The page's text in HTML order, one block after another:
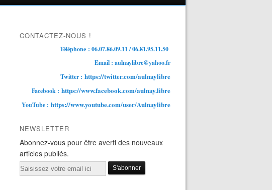
CONTACTEZ-NOUS !
Téléphone : 06.07.86.09.11 / 06.81.95.11.50
Email : aulnaylibre@yahoo.fr
Twitter : https://twitter.com/aulnaylibre
Facebook : https://www.facebook.com/aulnay.libre
YouTube : https://www.youtube.com/user/Aulnaylibre
NEWSLETTER
Abonnez-vous pour être averti des nouveaux
articles publiés.
Email